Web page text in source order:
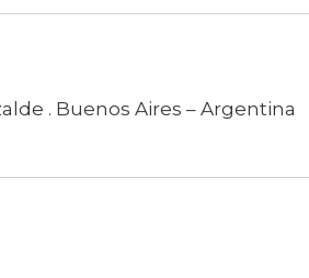
. Buenos Aires – Argentina